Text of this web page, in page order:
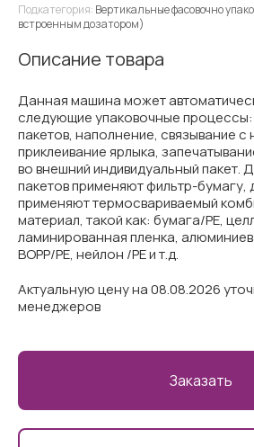
Подкатегория: Вертикальные фасовочно
встроенным дозатором)
Описание товара
Данная машина может
следующие упаковочные
пакетов, наполнение, связывание с
приклеивание ярлыка,
во внешний индивидуальный пакет.
пакетов применяют фильтр-бумагу,
применяют термосвариваемый
материал, такой как: бумага/PE,
ламинированная пленка,
BOPP/PE, нейлон /PE и т.д.
Актуальную цену на 08.08.2026
менеджеров
Заказать